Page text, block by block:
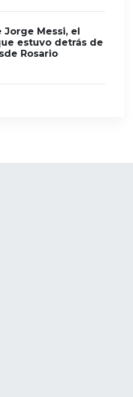
Jorge Messi, el
estuvo detrás de
Rosario